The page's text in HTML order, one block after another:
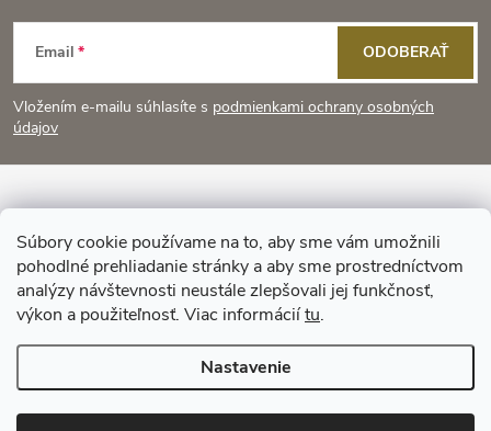
Súbory cookie používame na to, aby sme vám umožnili
pohodlné prehliadanie stránky a aby sme prostredníctvom
analýzy návštevnosti neustále zlepšovali jej funkčnosť,
výkon a použiteľnosť. Viac informáciítu.
Nastavenie
Z
á
p
ä
e
Email
Vložením e-mailu súhlasíte s podmienkami ochrany osobných
údajov
ODOBERAŤ
Prijímame online platby
Copyright 2026KitchenStyle. Všetky práva vyhradené.